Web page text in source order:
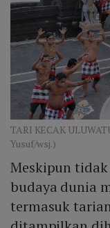
TARI KECAK
Yusuf/wsj.)
Meskipun
budaya dunia
termasuk